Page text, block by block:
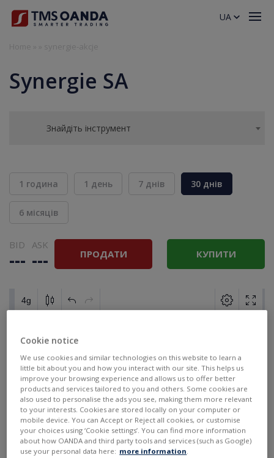
Synergie SA
Знайдіть інструмент
1 година 1 день 7 днів 30 днів
6 місяців
BID
---
ASK
--- ПРОДАТИ КУПИТИ
UA
Cookie notice
We use cookies and similar technologies on this website to learn a
little bit about you and how you interact with our site. This helps us
improve your browsing experience and allows us to offer better
products and services tailored to you and others. Some cookies are
also used to personalise the ads you see, making them more relevant
to your interests. Cookies are stored locally on your computer or
mobile device. You can Accept or Reject all cookies, or customise
your choices using ‘Cookie settings’. You can find more information
about how OANDA and third party tools and services (such as Google)
use your personal data here: more information.